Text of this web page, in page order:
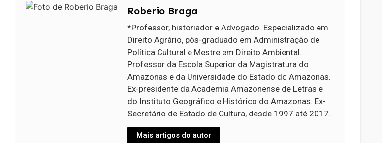
Roberio Braga
*Professor, historiador e Advogado. Especializado em
Direito Agrário, pós-graduado em Administração de
Política Cultural e Mestre em Direito Ambiental.
Professor da Escola Superior da Magistratura do
Amazonas e da Universidade do Estado do Amazonas.
Ex-presidente da Academia Amazonense de Letras e
do Instituto Geográfico e Histórico do Amazonas. Ex-
Secretário de Estado de Cultura, desde 1997 até 2017.
Mais artigos do autor